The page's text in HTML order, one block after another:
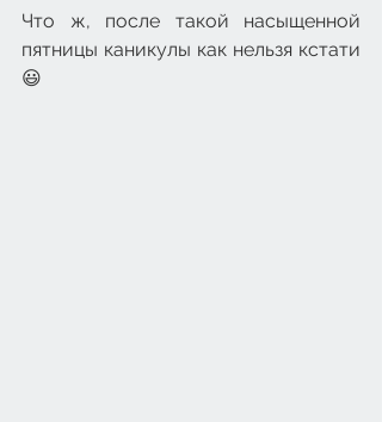
Что ж, после такой насыщенной
пятницы каникулы как нельзя кстати
😃